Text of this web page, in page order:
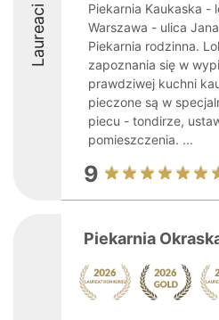
Laureaci
Piekarnia Kaukaska -
Warszawa - ulica Jana
Piekarnia rodzinna.
zapoznania się w
prawdziwej kuchni
pieczone są w
piecu - tondirze,
pomieszczenia. ...
9
Piekarnia